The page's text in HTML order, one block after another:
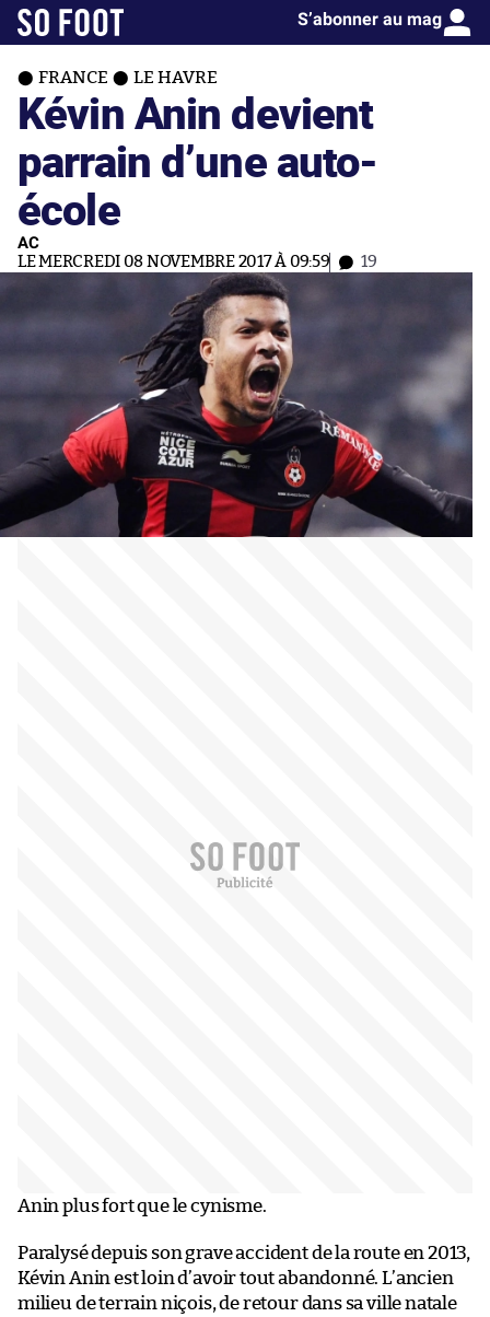
S’abonner au mag
FRANCE LE HAVRE
Kévin Anin devient
parrain d’une auto-
école
AC
LE MERCREDI 08 NOVEMBRE 2017 À 09:59 19
Anin plus fort que le cynisme.
Paralysé depuis son grave accident de la route en 2013,
Kévin Anin est loin d’avoir tout abandonné. L’ancien
milieu de terrain niçois, de retour dans sa ville natale